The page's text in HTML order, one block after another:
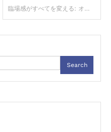
臨場感がすべてを変える: オンラインカジノライブの革命的な世界
Search